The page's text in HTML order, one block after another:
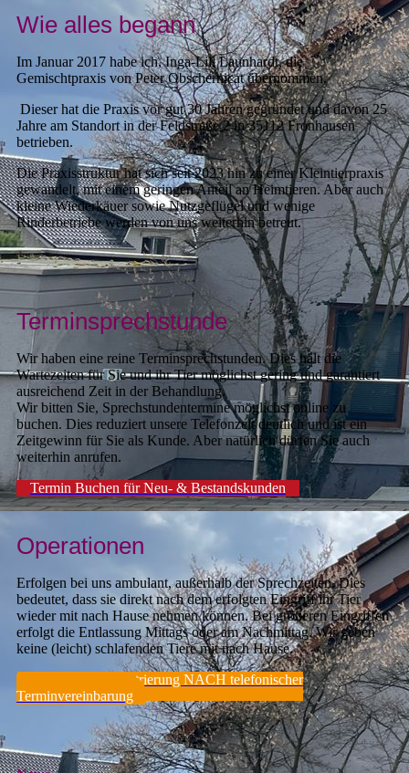
Wie alles begann
Im Januar 2017 habe ich, Inga-Lill Launhardt, die
Gemischtpraxis von Peter Obschernicat übernommen.
Dieser hat die Praxis vor gut 30 Jahren gegründet und davon 25
Jahre am Standort in der Feldstraße 2 in 35112 Fronhausen
betrieben.
Die Praxisstruktur hat sich seit 2023 hin zu einer Kleintierpraxis
gewandelt, mit einem geringen Anteil an Heimtieren. Aber auch
kleine Wiederkäuer sowie Nutzgeflügel und wenige
Rinderbetriebe werden von uns weiterhin betreut.
Terminsprechstunde
Wir haben eine reine Terminsprechstunden. Dies hält die
Wartezeiten für Sie und ihr Tier möglichst gering und garantiert
ausreichend Zeit in der Behandlung.
Wir bitten Sie, Sprechstundentermine möglichst online zu
buchen. Dies reduziert unsere Telefonzeit deutlich und ist ein
Zeitgewinn für Sie als Kunde. Aber natürlich dürfen Sie auch
weiterhin anrufen.
Termin Buchen für Neu- & Bestandskunden
Operationen
Erfolgen bei uns ambulant, außerhalb der Sprechzeiten. Dies
bedeutet, dass sie direkt nach dem erfolgten Eingriff ihr Tier
wieder mit nach Hause nehmen können. Bei größeren Eingriffen
erfolgt die Entlassung Mittags oder am Nachmittag. Wir geben
keine (leicht) schlafenden Tiere mit nach Hause.
Neukunden-Registrierung NACH telefonischer
Terminvereinbarung